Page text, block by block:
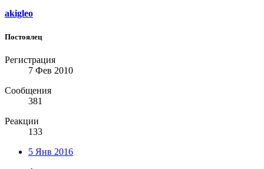
akigleo
Постоялец
Регистрация
7 Фев 2010
Сообщения
381
Реакции
133
5 Янв 2016